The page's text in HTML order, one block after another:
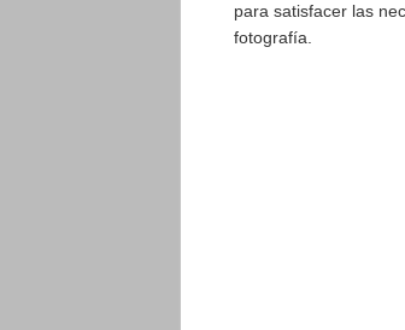
para satisfacer las
fotografía.